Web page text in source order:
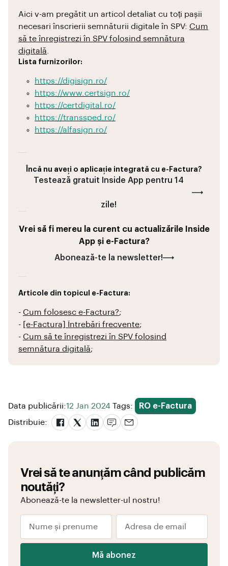
Aici v-am pregătit un articol detaliat cu toți pașii
necesari înscrierii semnăturii digitale în SPV: Cum
să te înregistrezi în SPV folosind semnătura
digitală
Lista furnizorilor:
https://digisign.ro/
https://www.certsign.ro/
https://certdigital.ro/
https://transsped.ro/
https://alfasign.ro/
Încă nu aveți o aplicație integrată cu e-Factura?
Testează gratuit Inside App pentru 14
zile!
Vrei să fi mereu la curent cu actualizările Inside
App și e-Factura?
Abonează-te la newsletter!
Articole din topicul e-Factura:
- Cum folosesc e-Factura?;
-
[e-Factura] Întrebări frecvente;
- Cum să te înregistrezi în SPV folosind
semnătura digitală;
Data publicării:12 Jan 2024 Tags:
RO e-Factura
Distribuie:
Vrei să te anunțăm când publicăm
noutăți?
Abonează-te la newsletter-ul nostru!
Mă abonez